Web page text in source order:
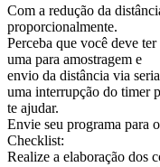
Com a redução da
proporcionalmente.
Perceba que você deve
uma para amostragem e
envio da distância via
uma interrupção do timer
te ajudar.
Envie seu programa para
Checklist:
Realize a elaboração dos